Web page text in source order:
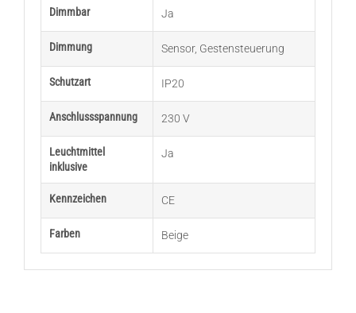
Dimmbar Ja
Dimmung Sensor, Gestensteuerung
Schutzart IP20
Anschlussspannung 230 V
Leuchtmittel
inklusive
Ja
Kennzeichen CE
Farben Beige